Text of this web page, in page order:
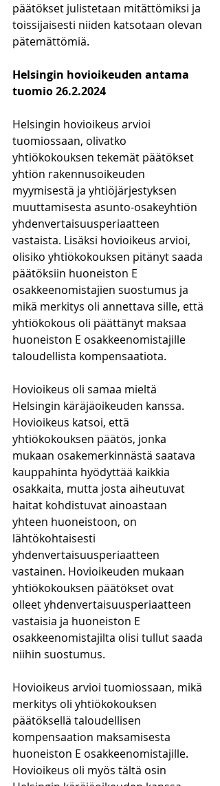
päätökset julistetaan mitättömiksi ja
toissijaisesti niiden katsotaan olevan
pätemättömiä.
Helsingin hovioikeuden antama
tuomio 26.2.2024
Helsingin hovioikeus arvioi
tuomiossaan, olivatko
yhtiökokouksen tekemät päätökset
yhtiön rakennusoikeuden
myymisestä ja yhtiöjärjestyksen
muuttamisesta asunto-osakeyhtiön
yhdenvertaisuusperiaatteen
vastaista. Lisäksi hovioikeus arvioi,
olisiko yhtiökokouksen pitänyt saada
päätöksiin huoneiston E
osakkeenomistajien suostumus ja
mikä merkitys oli annettava sille, että
yhtiökokous oli päättänyt maksaa
huoneiston E osakkeenomistajille
taloudellista kompensaatiota.
Hovioikeus oli samaa mieltä
Helsingin käräjäoikeuden kanssa.
Hovioikeus katsoi, että
yhtiökokouksen päätös, jonka
mukaan osakemerkinnästä saatava
kauppahinta hyödyttää kaikkia
osakkaita, mutta josta aiheutuvat
haitat kohdistuvat ainoastaan
yhteen huoneistoon, on
lähtökohtaisesti
yhdenvertaisuusperiaatteen
vastainen. Hovioikeuden mukaan
yhtiökokouksen päätökset ovat
olleet yhdenvertaisuusperiaatteen
vastaisia ja huoneiston E
osakkeenomistajilta olisi tullut saada
niihin suostumus.
Hovioikeus arvioi tuomiossaan, mikä
merkitys oli yhtiökokouksen
päätöksellä taloudellisen
kompensaation maksamisesta
huoneiston E osakkeenomistajille.
Hovioikeus oli myös tältä osin